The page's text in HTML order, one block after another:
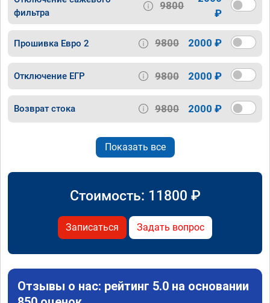
фильтра
9800
₽
Прошивка Евро 2 9800 2000 ₽
Отключение ЕГР 9800 2000 ₽
Возврат стока 9800 2000 ₽
Показать все
Стоимость: 11800 ₽
Записаться Задать вопрос
Отзывы о нас: рейтинг 5.0 на основании